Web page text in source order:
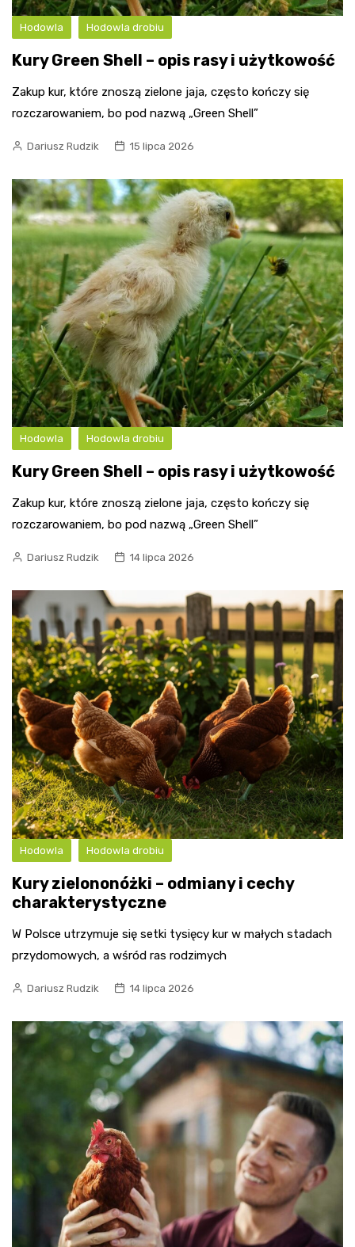
Hodowla Hodowla drobiu
Kury Green Shell – opis rasy i użytkowość
Zakup kur, które znoszą zielone jaja, często kończy się
rozczarowaniem, bo pod nazwą „Green Shell”
Dariusz Rudzik 15 lipca 2026
Hodowla Hodowla drobiu
Kury Green Shell – opis rasy i użytkowość
Zakup kur, które znoszą zielone jaja, często kończy się
rozczarowaniem, bo pod nazwą „Green Shell”
Dariusz Rudzik 14 lipca 2026
Hodowla Hodowla drobiu
Kury zielononóżki – odmiany i cechy
charakterystyczne
W Polsce utrzymuje się setki tysięcy kur w małych stadach
przydomowych, a wśród ras rodzimych
Dariusz Rudzik 14 lipca 2026